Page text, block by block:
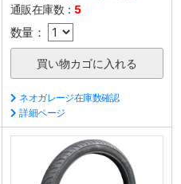
通販在庫数： 5
数量：
ネオガレージ在庫数確認
詳細ページ